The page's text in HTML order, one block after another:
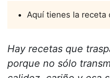
Aquí tienes la receta
Hay recetas que
porque no sólo